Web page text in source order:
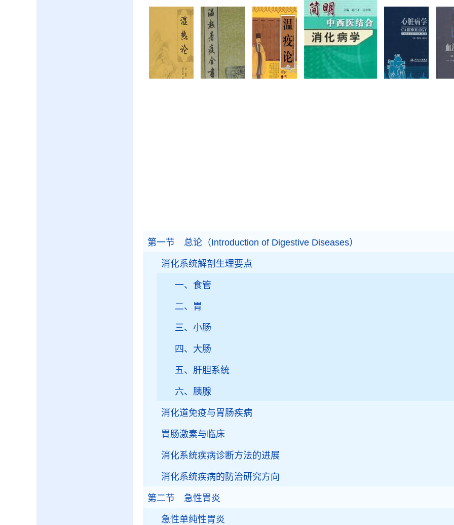
第一节 总论（Introduction of Digestive Diseases）
消化系统解剖生理要点
一、食管
二、胃
三、小肠
四、大肠
五、肝胆系统
六、胰腺
消化道免疫与胃肠疾病
胃肠激素与临床
消化系统疾病诊断方法的进展
消化系统疾病的防治研究方向
第二节 急性胃炎
急性单纯性胃炎